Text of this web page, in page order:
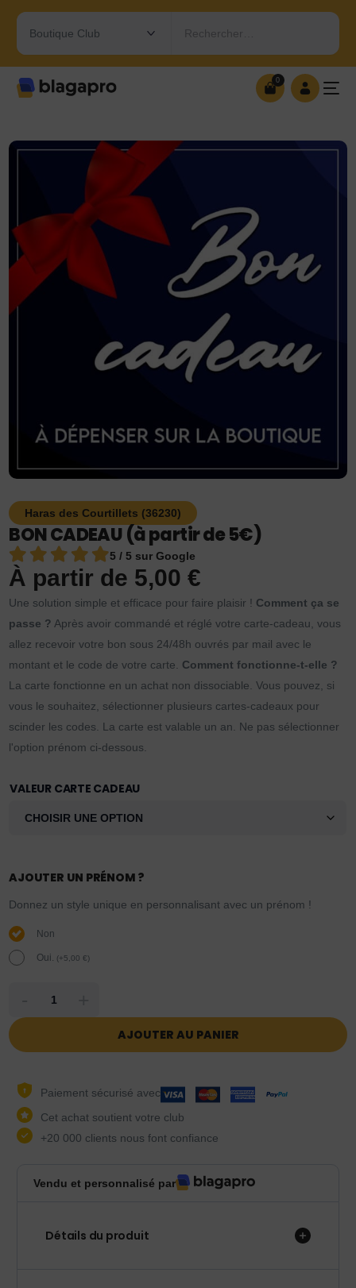
Rechercher…
0
Haras des Courtillets (36230)
BON CADEAU (à partir de 5€)
5 / 5 sur Google
À partir de 5,00€
Une solution simple et efficace pour faire plaisir ! Comment ça se
passe ? Après avoir commandé et réglé votre carte-cadeau, vous
allez recevoir votre bon sous 24/48h ouvrés par mail avec le
montant et le code de votre carte. Comment fonctionne-t-elle ?
La carte fonctionne en un achat non dissociable. Vous pouvez, si
vous le souhaitez, sélectionner plusieurs cartes-cadeaux pour
scinder les codes. La carte est valable un an. Ne pas sélectionner
l'option prénom ci-dessous.
VALEUR CARTE CADEAU
AJOUTER UN PRÉNOM ?
Donnez un style unique en personnalisant avec un prénom !
Non
Oui. (+5,00€)
AJOUTER AU PANIER
Paiement sécurisé avec
Cet achat soutient votre club
+20 000 clients nous font confiance
Vendu et personnalisé par
Détails du produit